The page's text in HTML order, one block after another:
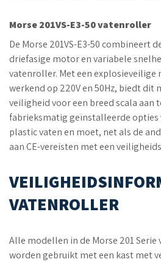
Morse 201VS-E3-50 vatenroller
De Morse 201VS-E3-50 combineert
driefasige motor en variabele
vatenroller. Met een explosieveilige
werkend op 220V en 50Hz, biedt
veiligheid voor een breed scala aan
fabrieksmatig geïnstalleerde opties
plastic vaten en moet, net als de
aan CE-vereisten met een
VATENROLLER
Alle modellen in de Morse 201
worden gebruikt met een kast met